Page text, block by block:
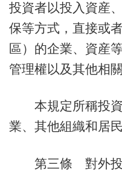
投資者以投入資産
保等方式，直接或
區）的企業、資産
管理權以及其他相
本規定所稱投資
業、其他組織和居民
第三條 對外投